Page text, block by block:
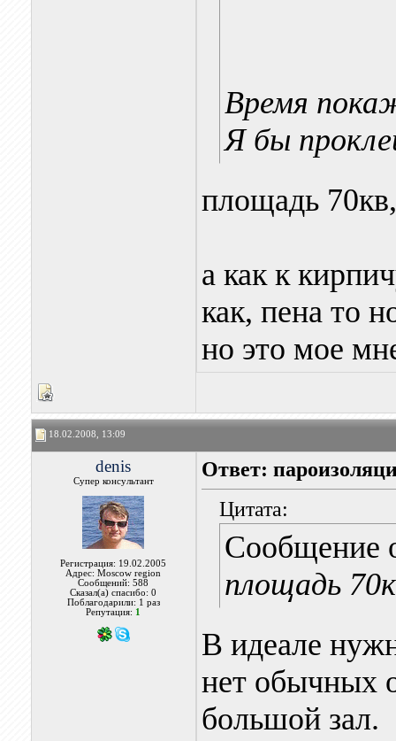
Время
Я бы
площадь
а как к
как, пена то
но это мое
18.02.2008, 13:09
denis
Супер консультант
Регистрация: 19.02.2005
Адрес: Moscow region
Сообщений: 588
Сказал(а) спасибо: 0
Поблагодарили: 1 раз
Репутация: 1
Ответ:
Цитата:
Сообщение
площадь
В идеале
нет обычных
большой зал.